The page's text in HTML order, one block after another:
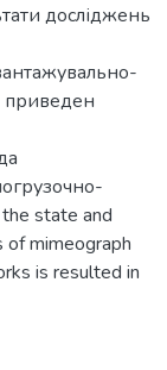
досліджень
приведен
state and
of mimeograph
is resulted in